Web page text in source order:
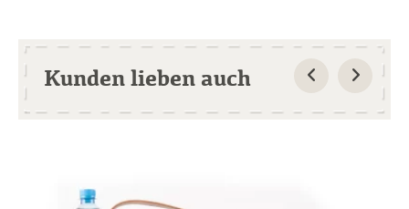
Kunden lieben auch